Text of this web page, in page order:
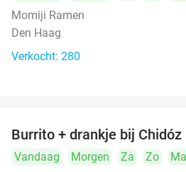
Momiji Ramen
Den Haag
Verkocht: 280
Burrito + drankje bij Chidóz
Vandaag Morgen Za Zo Ma